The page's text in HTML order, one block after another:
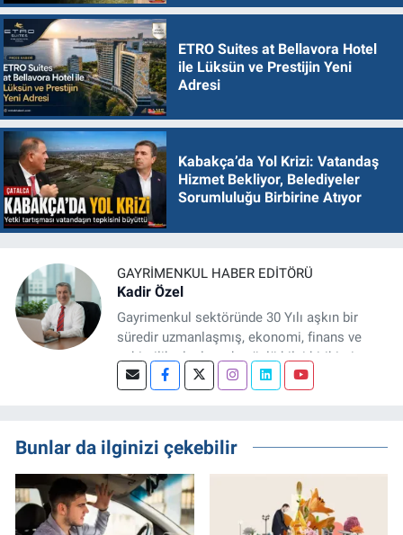
ETRO Suites at Bellavora Hotel
ile Lüksün ve Prestijin Yeni
Adresi
Kabakça’da Yol Krizi: Vatandaş
Hizmet Bekliyor, Belediyeler
Sorumluluğu Birbirine Atıyor
GAYRIMENKUL HABER EDITÖRÜ
Kadir Özel
Gayrimenkul sektöründe 30 Yılı aşkın bir
süredir uzmanlaşmış, ekonomi, finans ve
şehircilik alanlarında güçlü bilgi birikimine
sahip, dijital medya odaklı deneyimli bir
projeleri üzerine haber, analiz ve özel
dosyalar hazırlama konusunda yetkinim.
Bunlar da ilginizi çekebilir